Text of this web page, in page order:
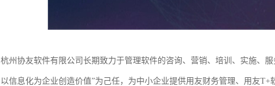
杭州协友软件有限公司长期致力于管理软件的咨询、营销、培训、实施、
以信息化为企业创造价值”为己任，为中小企业提供用友财务管理、用友